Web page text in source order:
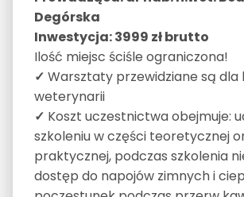
Degórska
Inwestycja:3999 zł brutto
Ilość miejsc ściśle ograniczona!
✓ Warsztaty przewidziane są dla
weterynarii
✓ Koszt uczestnictwa obejmuje:
szkoleniu w części teoretycznej
praktycznej, podczas szkolenia
dostęp do napojów zimnych i